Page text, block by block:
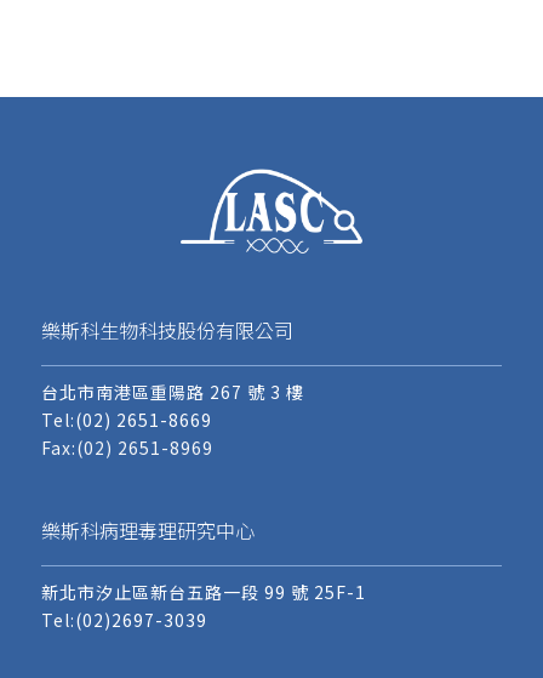
樂斯科生物科技股份有限公司
台北市南港區重陽路 267 號 3 樓
Tel:(02) 2651-8669
Fax:(02) 2651-8969
樂斯科病理毒理研究中心
新北市汐止區新台五路一段 99 號 25F-1
Tel:(02)2697-3039